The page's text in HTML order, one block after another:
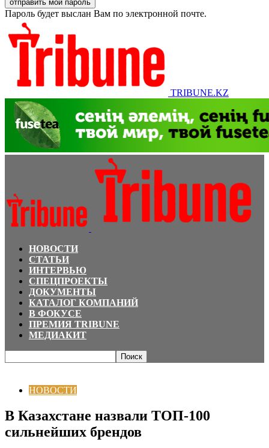
Пароль будет выслан Вам по электронной почте.
TRIBUNE.KZ
НОВОСТИ
СТАТЬИ
ИНТЕРВЬЮ
СПЕЦПРОЕКТЫ
ДОКУМЕНТЫ
КАТАЛОГ КОМПАНИЙ
В ФОКУСЕ
ПРЕМИЯ TRIBUNE
МЕДИАКИТ
НОВОСТИ
В Казахстане назвали ТОП-100
сильнейших брендов